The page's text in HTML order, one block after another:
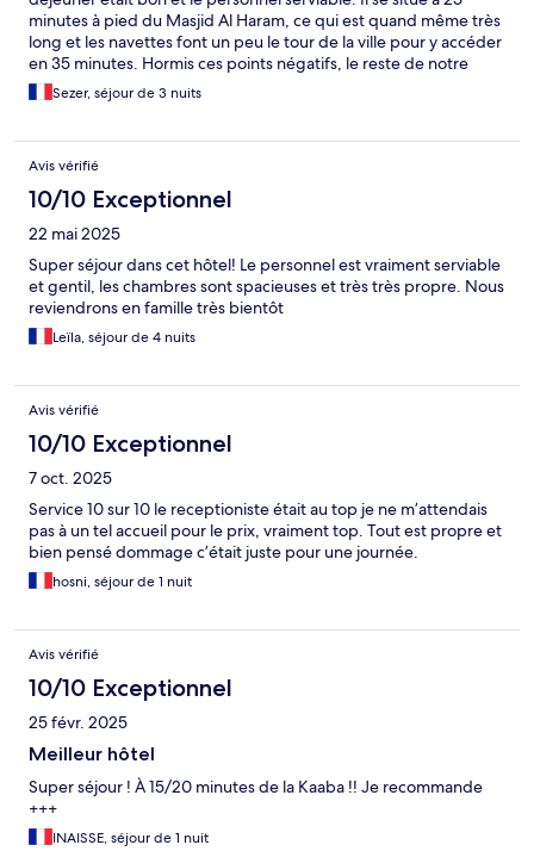
minutes à pied du Masjid Al Haram, ce qui est quand même très
long et les navettes font un peu le tour de la ville pour y accéder
en 35 minutes. Hormis ces points négatifs, le reste de notre
expérience était très bien. Mention spécial pour les ascenseurs
qui nous ont un peu perturbé.
Sezer, séjour de 3 nuits
Avis vérifié
10/10 Exceptionnel
22 mai 2025
Super séjour dans cet hôtel! Le personnel est vraiment serviable
et gentil, les chambres sont spacieuses et très très propre. Nous
reviendrons en famille très bientôt
Leïla, séjour de 4 nuits
Avis vérifié
10/10 Exceptionnel
7 oct. 2025
Service 10 sur 10 le receptioniste était au top je ne m’attendais
pas à un tel accueil pour le prix, vraiment top. Tout est propre et
bien pensé dommage c’était juste pour une journée.
hosni, séjour de 1 nuit
Avis vérifié
10/10 Exceptionnel
25 févr. 2025
Meilleur hôtel
Super séjour ! À 15/20 minutes de la Kaaba !! Je recommande
+++
INAISSE, séjour de 1 nuit